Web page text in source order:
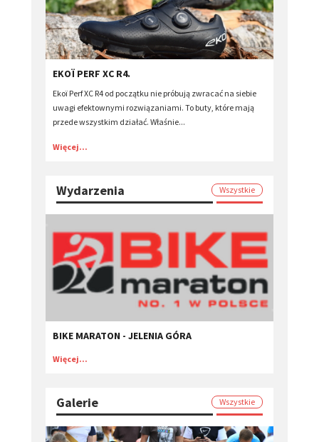
EKOÏ PERF XC R4.
Ekoï Perf XC R4 od początku nie próbują zwracać na siebie
uwagi efektownymi rozwiązaniami. To buty, które mają
przede wszystkim działać. Właśnie...
Więcej...
Wydarzenia Wszystkie
BIKE MARATON - JELENIA GÓRA
Więcej...
Galerie Wszystkie